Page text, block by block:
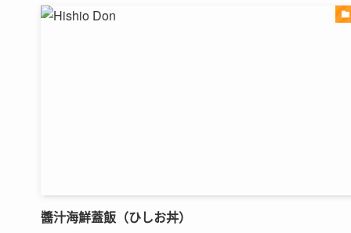
醬汁海鮮蓋飯（ひしお丼）